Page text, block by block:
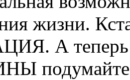
жизни.
А теперь
подумайте